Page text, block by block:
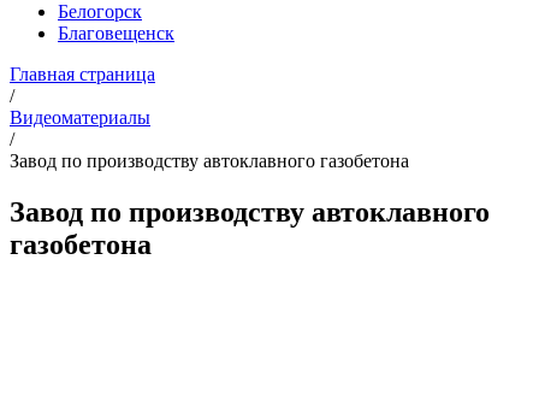
Белогорск
Благовещенск
Главная страница
/
Видеоматериалы
/
Завод по производству автоклавного газобетона
Завод по производству автоклавного
газобетона